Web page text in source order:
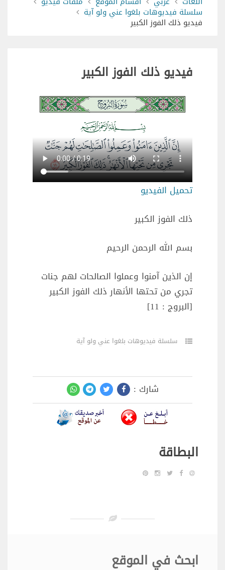
سلسلة فيديوهات بلغوا عني ولو آية
فيديو ذلك الفوز الكبير
فيديو ذلك الفوز الكبير
تحميل الفيديو
ذلك الفوز الكبير
بسم الله الرحمن الرحيم
إن الذين آمنوا وعملوا الصالحات لهم جنات
تجري من تحتها الأنهار ذلك الفوز الكبير
[البروج : 11]
سلسلة فيديوهات بلغوا عني ولو آية
شارك :
البطاقة
ابحث في الموقع